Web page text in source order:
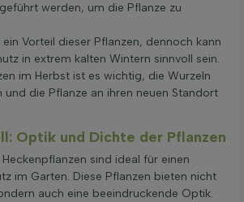
werden, um die Pflanze zu
Vorteil dieser Pflanzen, dennoch kann
in extrem kalten Wintern sinnvoll sein.
im Herbst ist es wichtig, die Wurzeln
und die Pflanze an ihren neuen Standort
Optik und Dichte der Pflanzen
sind ideal für einen
im Garten. Diese Pflanzen bieten nicht
auch eine beeindruckende Optik.